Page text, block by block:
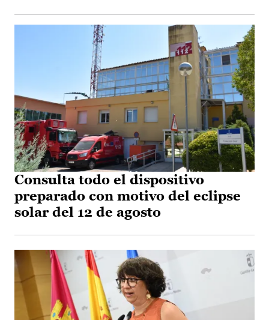
Consulta todo el dispositivo
preparado con motivo del eclipse
solar del 12 de agosto